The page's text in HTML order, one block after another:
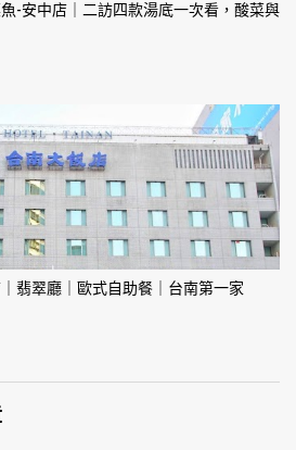
-安中店｜二訪四款湯底一次看，酸菜與
翡翠廳｜歐式自助餐｜台南第一家